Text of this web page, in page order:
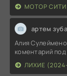
МОТОР СИТИ
артем
Алия
коментарий
ЛИХИЕ